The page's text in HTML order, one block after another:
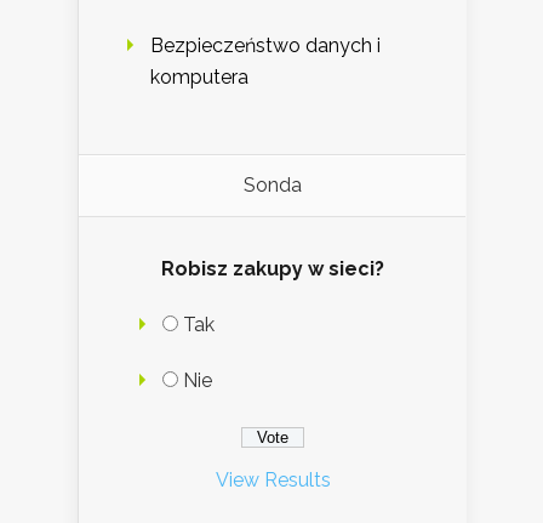
Bezpieczeństwo danych i
komputera
Sonda
Robisz zakupy w sieci?
Tak
Nie
View Results